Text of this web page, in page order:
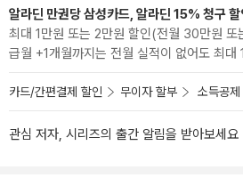
알라딘 만권당 삼성카드, 알라딘 15% 청구 할
최대 1만원 또는 2만원 할인(전월 30만원
급월 +1개월까지는 전월 실적이 없어도 최대
카드/간편결제 할인 무이자 할부 소득공
관심 저자, 시리즈의 출간 알림을 받아보세요